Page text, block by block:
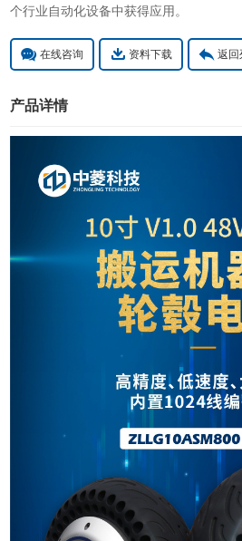
个行业自动化设备中获得应用。
在线咨询 资料下载 返
产品详情